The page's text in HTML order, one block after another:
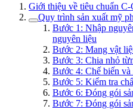
Giới thiệu về tiêu chuẩn
Quy trình sản xuất mỹ
Bước 1: Nhập
nguyên liệu
Bước 2: Mang vật
Bước 3: Chia nhỏ
Bước 4: Chế biến và
Bước 5: Kiểm tra
Bước 6: Đóng gói
Bước 7: Đóng gói